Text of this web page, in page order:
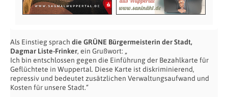
Als Einstieg sprach die GRÜNE Bürgermeisterin der Stadt,
Dagmar Liste-Frinker, ein Grußwort: „
Ich bin entschlossen gegen die Einführung der Bezahlkarte für
Geflüchtete in Wuppertal. Diese Karte ist diskriminierend,
repressiv und bedeutet zusätzlichen Verwaltungsaufwand und
Kosten für unsere Stadt.“